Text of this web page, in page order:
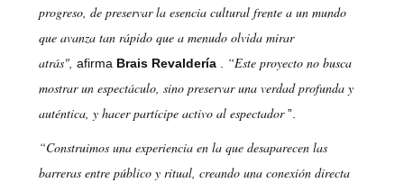
progreso, de preservar la esencia cultural frente a un mundo
que avanza tan rápido que a menudo olvida mirar
atrás", afirma Brais Revaldería.
“Este proyecto no busca
mostrar un espectáculo, sino preservar una verdad profunda y
auténtica, y hacer partícipe activo al espectador”.
“Construimos una experiencia en la que desaparecen las
barreras entre público y ritual, creando una conexión directa